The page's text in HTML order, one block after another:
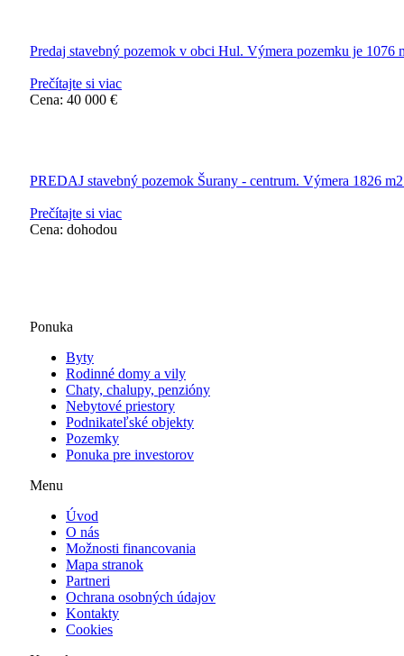
Predaj stavebný pozemok v obci Hul. Výmera pozemku je 1076
Prečítajte si viac
Cena: 40 000 €
PREDAJ stavebný pozemok Šurany - centrum. Výmera 1826
Prečítajte si viac
Cena: dohodou
Ponuka
Byty
Rodinné domy a vily
Chaty, chalupy, penzióny
Nebytové priestory
Podnikateľské objekty
Pozemky
Ponuka pre investorov
Menu
Úvod
O nás
Možnosti financovania
Mapa stranok
Partneri
Ochrana osobných údajov
Kontakty
Cookies